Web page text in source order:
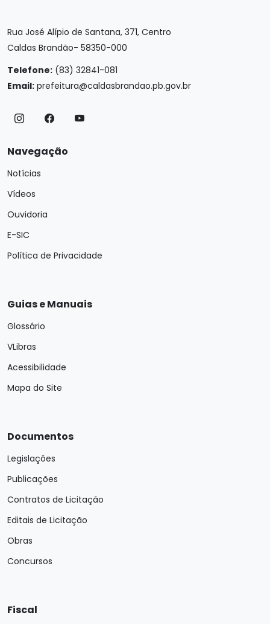
Rua José Alípio de Santana, 371, Centro
Caldas Brandão- 58350-000
Telefone: (83) 32841-081
Email: prefeitura@caldasbrandao.pb.gov.br
Navegação
Notícias
Vídeos
Ouvidoria
E-SIC
Política de Privacidade
Guias e Manuais
Glossário
VLibras
Acessibilidade
Mapa do Site
Documentos
Legislações
Publicações
Contratos de Licitação
Editais de Licitação
Obras
Concursos
Fiscal